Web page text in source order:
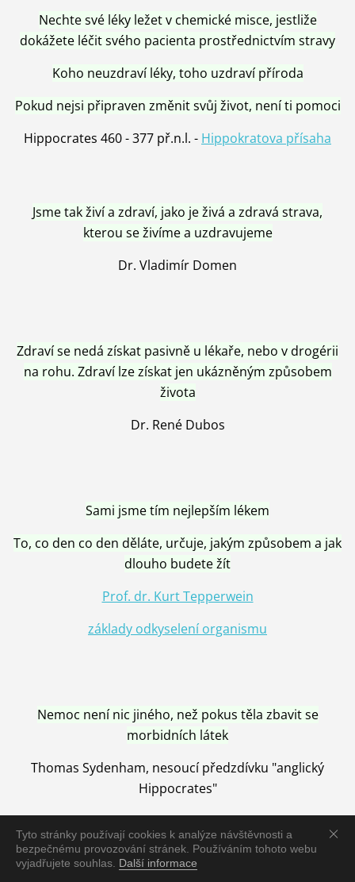
Tyto stránky používají cookies k analýze návštěvnosti a
bezpečnému provozování stránek. Používáním tohoto webu
vyjadřujete souhlas. Další informace
Nechte své léky ležet v chemické misce, jestliže
dokážete léčit svého pacienta prostřednictvím stravy
Koho neuzdraví léky, toho uzdraví příroda
Pokud nejsi připraven změnit svůj život, není ti pomoci
Hippocrates 460 - 377 př.n.l. - Hippokratova přísaha
Jsme tak živí a zdraví, jako je živá a zdravá strava,
kterou se živíme a uzdravujeme
Dr. Vladimír Domen
Zdraví se nedá získat pasivně u lékaře, nebo v drogérii
na rohu. Zdraví lze získat jen ukázněným způsobem
života
Dr. René Dubos
Sami jsme tím nejlepším lékem
To, co den co den děláte, určuje, jakým způsobem a jak
dlouho budete žít
Prof. dr. Kurt Tepperwein
základy odkyselení organismu
Nemoc není nic jiného, než pokus těla zbavit se
morbidních látek
Thomas Sydenham, nesoucí předzdívku "anglický
Hippocrates"
Nemoc je vyléčena jen pomocí Přírody, neutralizací a